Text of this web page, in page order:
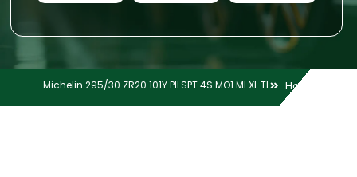
Home
Michelin 295/30 ZR20 101Y PILSPT 4S MO1 MI XL TL